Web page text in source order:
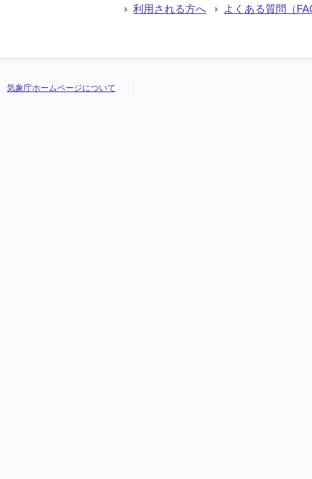
利用される方へ よくある質問（
気象庁ホームページについて